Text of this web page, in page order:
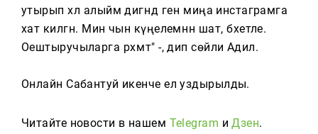
утырып хәл алыйм дигәндә генә миңа инстаграмга
хат килгән. Мин чын күңелемнән шат, бәхетле.
Оештыручыларга рәхмәт" -, дип сөйли Адилә.
Онлайн Сабантуй икенче ел уздырылды.
Читайте новости в нашем Telegram иДзен.